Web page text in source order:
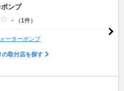
ンプ
- （1件）
ーターポンプ
の取付店を探す